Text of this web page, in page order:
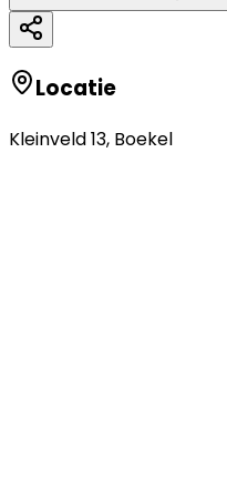
Locatie
Kleinveld 13, Boekel